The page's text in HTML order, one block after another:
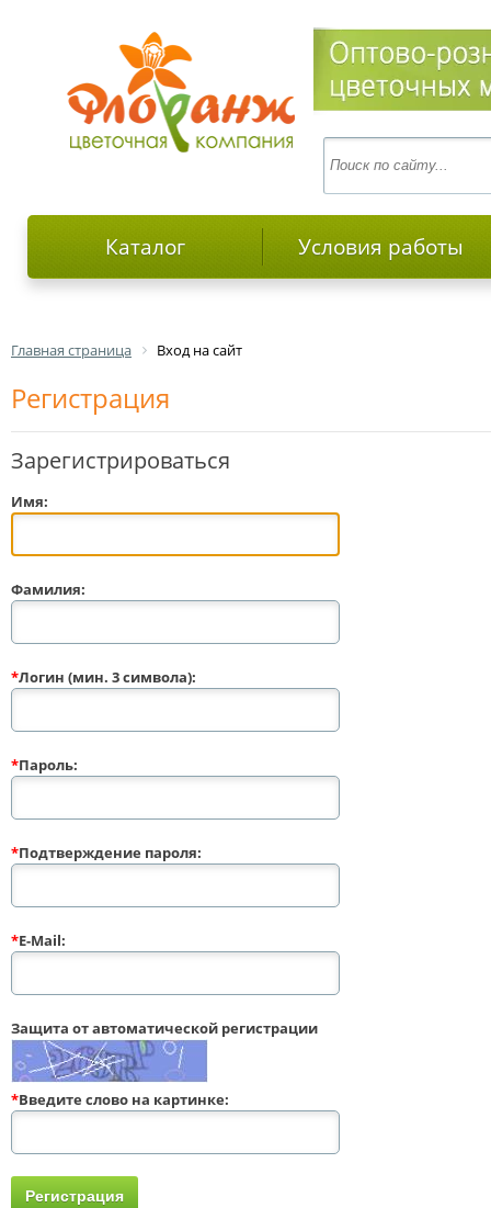
Каталог Условия работы
Главная страница Вход на сайт
Регистрация
Зарегистрироваться
Имя:
Фамилия:
*Логин (мин. 3 символа):
*Пароль:
*Подтверждение пароля:
*E-Mail:
Защита от автоматической регистрации
*Введите слово на картинке: